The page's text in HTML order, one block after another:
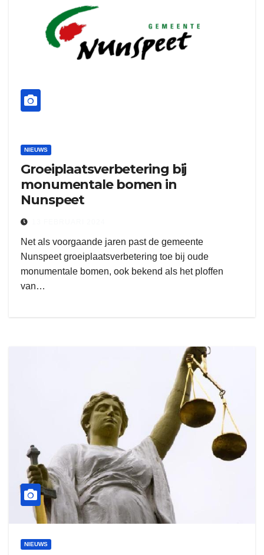
NIEUWS
Groeiplaatsverbetering bij
monumentale bomen in
Nunspeet
Net als voorgaande jaren past de gemeente
Nunspeet groeiplaatsverbetering toe bij oude
monumentale bomen, ook bekend als het ploffen
van…
NIEUWS